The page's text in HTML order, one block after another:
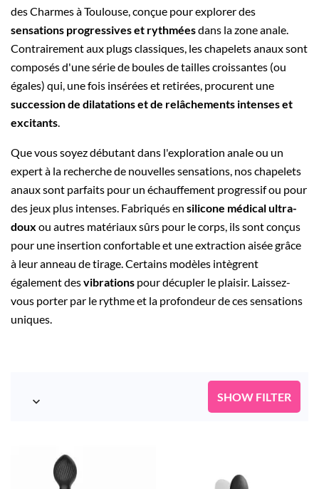
des Charmes à Toulouse, conçue pour explorer des
sensations progressives et rythméesdans la zone anale.
Contrairement aux plugs classiques, les chapelets anaux sont
composés d'une série de boules de tailles croissantes (ou
égales) qui, une fois insérées et retirées, procurent une
succession de dilatations et de relâchements intenses et
excitants.
Que vous soyez débutant dans l'exploration anale ou un
expert à la recherche de nouvelles sensations, nos chapelets
anaux sont parfaits pour un échauffement progressif ou pour
des jeux plus intenses. Fabriqués en silicone médical ultra-
doux ou autres matériaux sûrs pour le corps, ils sont conçus
pour une insertion confortable et une extraction aisée grâce
à leur anneau de tirage. Certains modèles intègrent
également desvibrations pour décupler le plaisir. Laissez-
vous porter par le rythme et la profondeur de ces sensations
uniques.
 SHOW FILTER